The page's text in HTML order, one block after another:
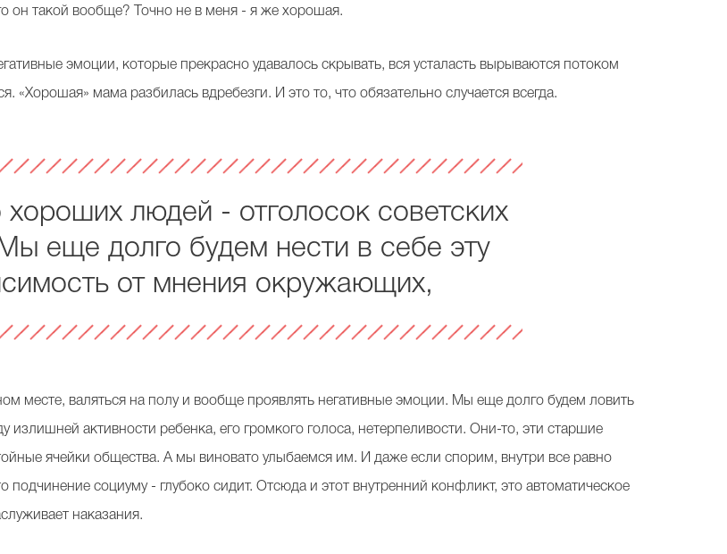
он такой вообще? Точно не в меня - я же хорошая.
эмоции, которые прекрасно удавалось скрывать, вся усталасть вырываются потоком
«Хорошая» мама разбилась вдребезги. И это то, что обязательно случается всегда.
людей - отголосок советских
еще долго будем нести в себе эту
от мнения окружающих,
месте, валяться на полу и вообще проявлять негативные эмоции. Мы еще долго будем ловить
активности ребенка, его громкого голоса, нетерпеливости. Они-то, эти старшие
ячейки общества. А мы виновато улыбаемся им. И даже если спорим, внутри все равно
подчинение социуму - глубоко сидит. Отсюда и этот внутренний конфликт, это автоматическое
наказания.